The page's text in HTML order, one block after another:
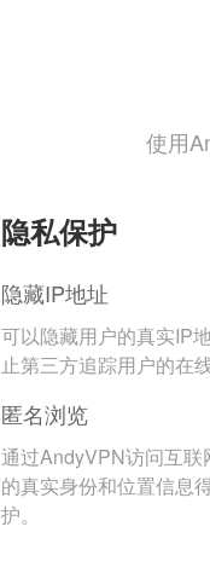
使用
隐私保护
隐藏IP地址
可以隐藏用户的真实IP
止第三方追踪用户的在线
匿名浏览
通过AndyVPN访问互联
的真实身份和位置信息
护。